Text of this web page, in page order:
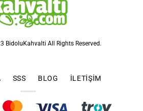
BidoluKahvalti All Rights Reserved.
SSS BLOG İLETIŞIM